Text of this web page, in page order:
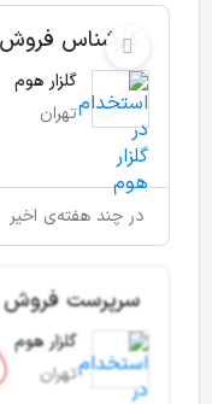
کارشناس فروش
گلزار هوم
تهران
در چند هفته‌ی اخیر
سرپرست فروش
گلزار هوم
تهران